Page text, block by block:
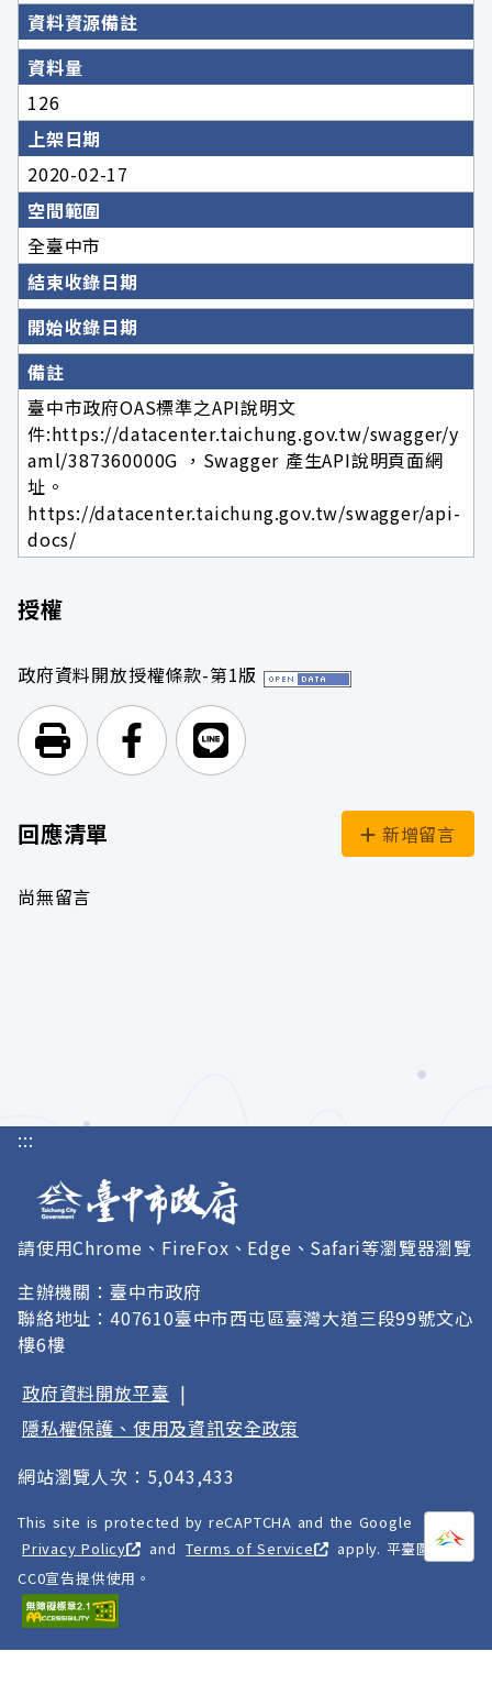
資料資源備註
資料量
126
上架日期
2020-02-17
空間範圍
全臺中市
結束收錄日期
開始收錄日期
備註
臺中市政府OAS標準之API說明文
件:https://datacenter.taichung.gov.tw/swagger/y
aml/387360000G ，Swagger 產生API說明頁面網
址。
https://datacenter.taichung.gov.tw/swagger/api-
docs/
授權
政府資料開放授權條款-第1版
列印頁面前往Facebook
前往Line
回應清單 新增留言
尚無留言
打開
:::
請使用Chrome、FireFox、Edge、Safari等瀏覽器瀏覽
主辦機關：臺中市政府
聯絡地址：407610臺中市西屯區臺灣大道三段99號文心
樓6樓
政府資料開放平臺 |
隱私權保護、使用及資訊安全政策
網站瀏覽人次：5,043,433
This site is protected by reCAPTCHA and the Google
Privacy Policy
and Terms of Service
apply. 平臺圖像以
CC0宣告提供使用。